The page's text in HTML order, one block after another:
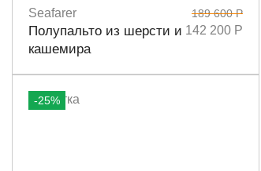
Размеры
Seafarer
Полупальто из шерсти и
кашемира
189 600 Р
142 200 Р
-25%